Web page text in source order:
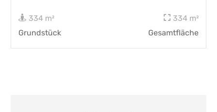
334 m²
Grundstück
334 m²
Gesamtfläche